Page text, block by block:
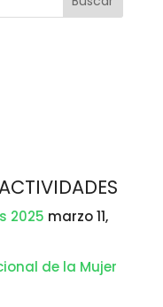
2025 marzo 11,
de la Mujer